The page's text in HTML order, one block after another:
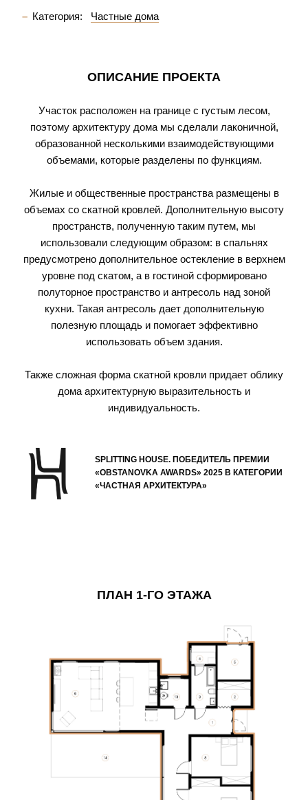
Категория:
Частные дома
ОПИСАНИЕ ПРОЕКТА
Участок расположен на границе с густым лесом,
поэтому архитектуру дома мы сделали лаконичной,
образованной несколькими взаимодействующими
объемами, которые разделены по функциям.
Жилые и общественные пространства размещены в
объемах со скатной кровлей. Дополнительную высоту
пространств, полученную таким путем, мы
использовали следующим образом: в спальнях
предусмотрено дополнительное остекление в верхнем
уровне под скатом, а в гостиной сформировано
полуторное пространство и антресоль над зоной
кухни. Такая антресоль дает дополнительную
полезную площадь и помогает эффективно
использовать объем здания.
Также сложная форма скатной кровли придает облику
дома архитектурную выразительность и
индивидуальность.
SPLITTING HOUSE. ПОБЕДИТЕЛЬ ПРЕМИИ
«OBSTANOVKA AWARDS» 2025 В КАТЕГОРИИ
«ЧАСТНАЯ АРХИТЕКТУРА»
ПЛАН 1-ГО ЭТАЖА